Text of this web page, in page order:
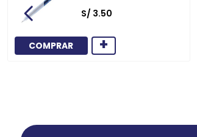
S/ 3.50
COMPRAR +